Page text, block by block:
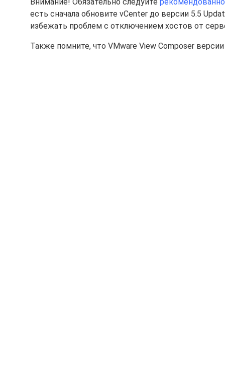
есть сначала обновите vCenter до версии 5.5
избежать проблем с отключением хостов от
Также помните, что VMware View Composer